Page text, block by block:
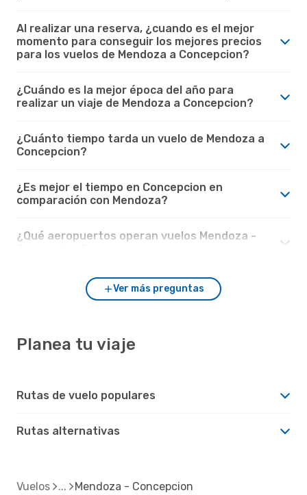
Al realizar una reserva, ¿cuando es el mejor
momento para conseguir los mejores precios
para los vuelos de Mendoza a Concepcion?
¿Cuándo es la mejor época del año para
realizar un viaje de Mendoza a Concepcion?
¿Cuánto tiempo tarda un vuelo de Mendoza a
Concepcion?
¿Es mejor el tiempo en Concepcion en
comparación con Mendoza?
¿Qué aeropuertos operan vuelos Mendoza -
Ver más preguntas
Planea tu viaje
Rutas de vuelo populares
Rutas alternativas
Vuelos Mendoza - Concepcion